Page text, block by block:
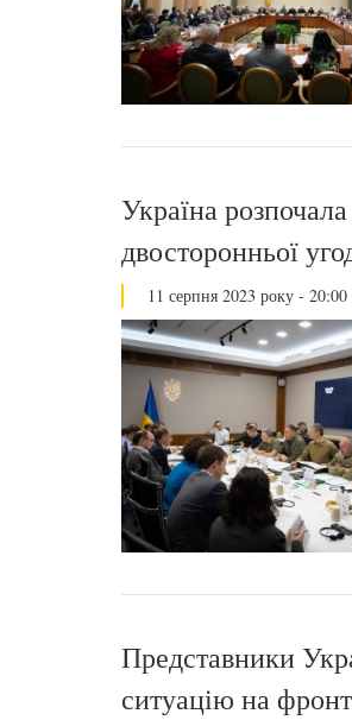
Україна
двосторонньої
11 серпня 2023 року - 20:00
Представники
ситуацію на